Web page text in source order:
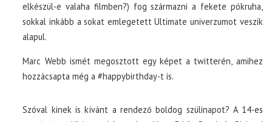
elkészül-e valaha filmben?) fog származni a fekete pókruha,
sokkal inkább a sokat emlegetett Ultimate univerzumot veszik
alapul.
Marc Webb ismét megosztott egy képet a twitterén, amihez
hozzácsapta még a #happybirthday-t is.
Szóval kinek is kívánt a rendező boldog szülinapot? A 14-es